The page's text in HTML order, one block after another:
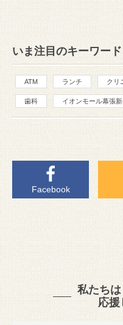
いま注目のキーワード
ATM ランチ クリ
歯科 イオンモール幕張
Facebook
私たち
応援